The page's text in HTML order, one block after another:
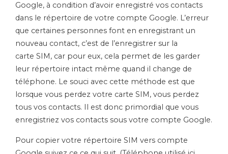
Google, à condition d’avoir enregistré vos contacts
dans le répertoire de votre compte Google. L’erreur
que certaines personnes font en enregistrant un
nouveau contact, c’est de l’enregistrer sur la
carte SIM , car pour eux, cela permet de les garder
leur répertoire intact même quand il change de
téléphone. Le souci avec cette méthode est que
lorsque vous perdez votre carte SIM , vous perdez
tous vos contacts. Il est donc primordial que vous
enregistriez vos contacts sous votre compte Google.
Pour copier votre répertoire SIM vers compte